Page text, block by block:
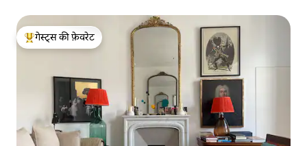
गेस्ट्स का टॉप फ़ेवरेट
गेस्ट्स की फ़ेवरेट